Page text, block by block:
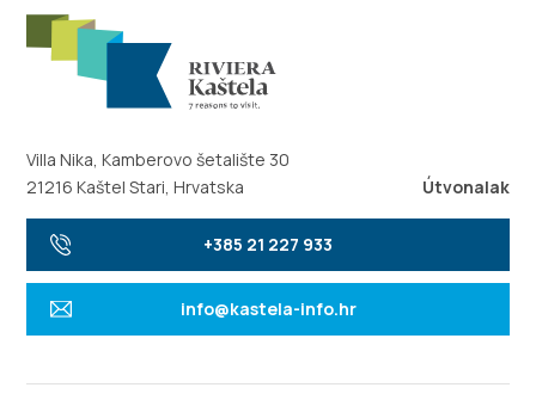
Villa Nika, Kamberovo šetalište 30
21216 Kaštel Stari, Hrvatska
Útvonalak
+385 21 227 933
info@kastela-info.hr